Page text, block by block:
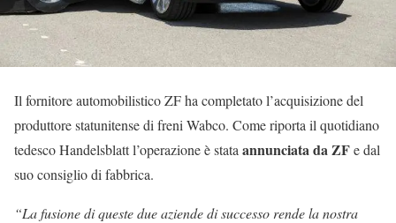
Il fornitore automobilistico ZF ha completato l’acquisizione del
produttore statunitense di freni Wabco. Come riporta il quotidiano
tedesco Handelsblatt l’operazione è stata annunciata da ZFe dal
suo consiglio di fabbrica.
“La fusione di queste due aziende di successo rende la nostra